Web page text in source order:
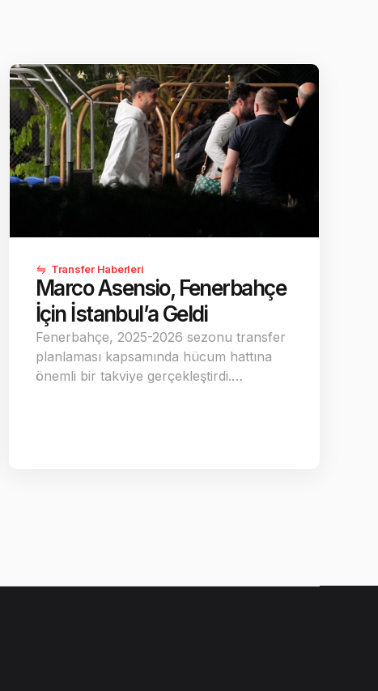
Transfer Haberleri
Marco Asensio, Fenerbahçe
İçin İstanbul’a Geldi
Fenerbahçe, 2025-2026 sezonu transfer
planlaması kapsamında hücum hattına
önemli bir takviye gerçekleştirdi.…